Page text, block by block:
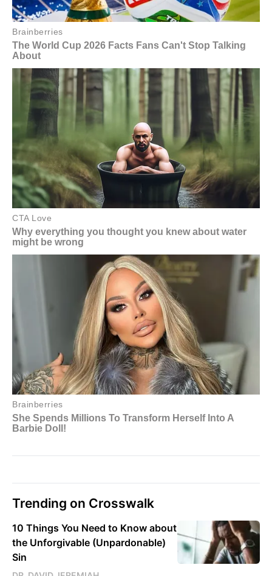
Trending on Crosswalk
10 Things You Need to Know about
the Unforgivable (Unpardonable)
Sin